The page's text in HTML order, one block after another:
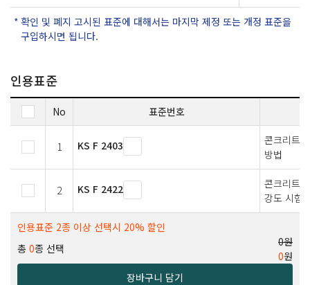
확인 및 폐지 고시된 표준에 대해서는 마지막 제정 또는 개정 표준을
구입하시면 됩니다.
인용표준
No 표준번호
1 KS F 2403
콘크리트
방법
2 KS F 2422
콘크리트
강도 시험
인용표준 2종 이상 선택시 20% 할인
총 0종 선택
0원
0원
장바구니 담기